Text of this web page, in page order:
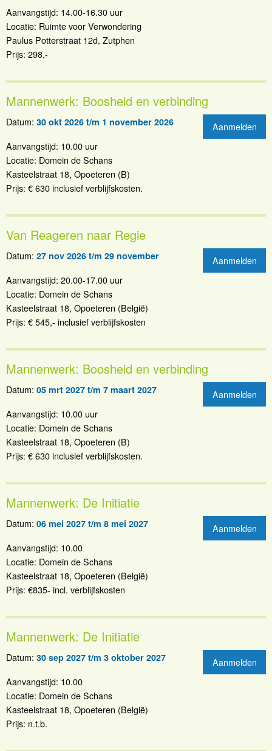
Aanvangstijd: 14.00-16.30 uur
Locatie: Ruimte voor Verwondering
Paulus Potterstraat 12d, Zutphen
Prijs: 298,-
Mannenwerk: Boosheid en verbinding
Aanmelden
Datum: 30 okt 2026 t/m 1 november 2026
Aanvangstijd: 10.00 uur
Locatie: Domein de Schans
Kasteelstraat 18, Opoeteren (B)
Prijs: € 630 inclusief verblijfskosten.
Van Reageren naar Regie
Aanmelden
Datum: 27 nov 2026 t/m 29 november
Aanvangstijd: 20.00-17.00 uur
Locatie: Domein de Schans
Kasteelstraat 18, Opoeteren (België)
Prijs: € 545,- inclusief verblijfskosten
Mannenwerk: Boosheid en verbinding
Aanmelden
Datum: 05 mrt 2027 t/m 7 maart 2027
Aanvangstijd: 10.00 uur
Locatie: Domein de Schans
Kasteelstraat 18, Opoeteren (B)
Prijs: € 630 inclusief verblijfskosten.
Mannenwerk: De Initiatie
Aanmelden
Datum: 06 mei 2027 t/m 8 mei 2027
Aanvangstijd: 10.00
Locatie: Domein de Schans
Kasteelstraat 18, Opoeteren (België)
Prijs: €835- incl. verblijfskosten
Mannenwerk: De Initiatie
Aanmelden
Datum: 30 sep 2027 t/m 3 oktober 2027
Aanvangstijd: 10.00
Locatie: Domein de Schans
Kasteelstraat 18, Opoeteren (België)
Prijs: n.t.b.